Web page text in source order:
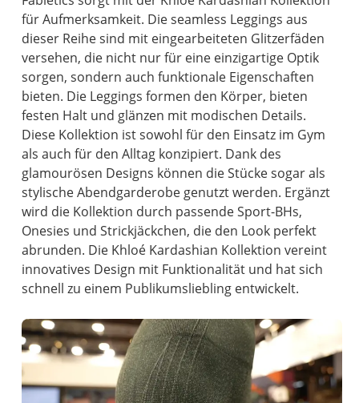
für Aufmerksamkeit. Die seamless Leggings aus
dieser Reihe sind mit eingearbeiteten Glitzerfäden
versehen, die nicht nur für eine einzigartige Optik
sorgen, sondern auch funktionale Eigenschaften
bieten. Die Leggings formen den Körper, bieten
festen Halt und glänzen mit modischen Details.
Diese Kollektion ist sowohl für den Einsatz im Gym
als auch für den Alltag konzipiert. Dank des
glamourösen Designs können die Stücke sogar als
stylische Abendgarderobe genutzt werden. Ergänzt
wird die Kollektion durch passende Sport-BHs,
Onesies und Strickjäckchen, die den Look perfekt
abrunden. Die Khloé Kardashian Kollektion vereint
innovatives Design mit Funktionalität und hat sich
schnell zu einem Publikumsliebling entwickelt.